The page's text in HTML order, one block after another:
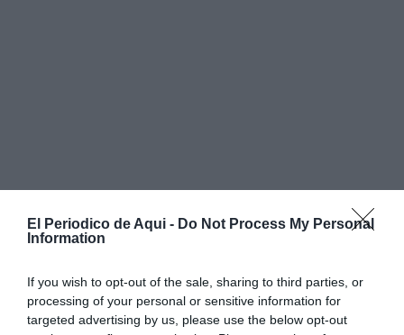
El Periodico de Aqui - Do Not Process My Personal
Information
If you wish to opt-out of the sale, sharing to third parties, or
processing of your personal or sensitive information for
targeted advertising by us, please use the below opt-out